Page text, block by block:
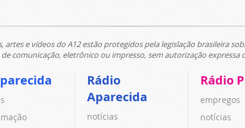
artes e vídeos do A12 estão protegidos pela legislação brasileira
comunicação, eletrônico ou impresso, sem autorização expressa
Rádio
Aparecida
notícias
Rádio
empregos
notícias